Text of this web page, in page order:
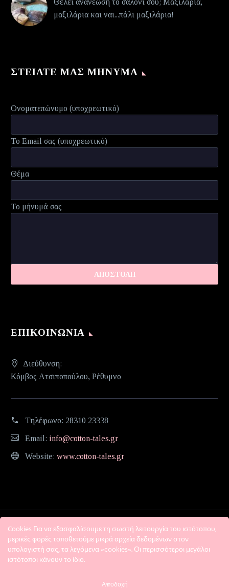
μαξιλάρια και ναι...πάλι μαξιλάρια!
ΣΤΕΊΛΤΕ ΜΑΣ ΜΉΝΥΜΑ
Ονοματεπώνυμο (υποχρεωτικό)
Το Email σας (υποχρεωτικό)
Θέμα
Το μήνυμά σας
ΕΠΙΚΟΙΝΩΝΊΑ
Διεύθυνση:
Κόμβος Ατσιποπούλου, Ρέθυμνο
Τηλέφωνο: 28310 23338
Email: info@cotton-tales.gr
Website: www.cotton-tales.gr
Cookies Για να εξασφαλίσουμε τη σωστή λειτουργία του ιστότοπου,
μερικές φορές τοποθετούμε μικρά αρχεία δεδομένων στον
υπολογιστή σας, τα λεγόμενα «cookies». Οι περισσότεροι μεγάλοι
ιστότοποι κάνουν το ίδιο.
Αποδοχή